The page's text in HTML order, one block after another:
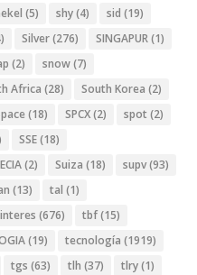
(5) shy(4) sid (19)
Silver(276) SINGAPUR(1)
(2) snow(7)
Africa (28) South Korea (2)
(18) SPCX(2) spot (2)
SSE(18)
(2) Suiza (18) supv(93)
(13) tal (1)
(676) tbf(15)
(19) tecnología (1919)
tgs (63) tlh (37) tlry(1)